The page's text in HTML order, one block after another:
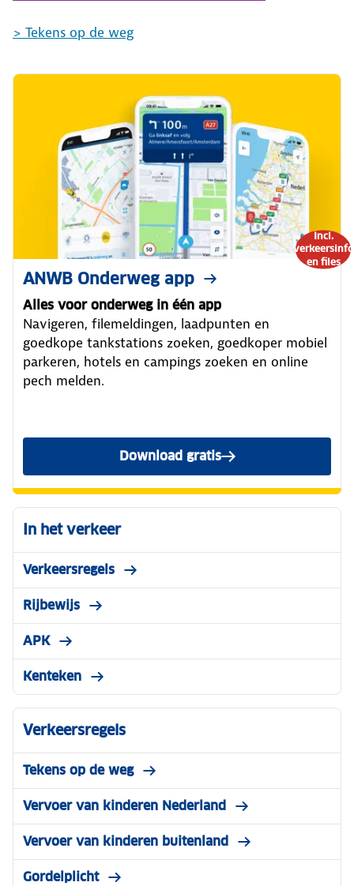
> Tekens op de weg
Incl.
verkeersinfo
en files
ANWB Onderweg app
Alles voor onderweg in één app
Navigeren, filemeldingen, laadpunten en
goedkope tankstations zoeken, goedkoper mobiel
parkeren, hotels en campings zoeken en online
pech melden.
Download gratis
In het verkeer
Verkeersregels
Rijbewijs
APK
Kenteken
Verkeersregels
Tekens op de weg
Vervoer van kinderen Nederland
Vervoer van kinderen buitenland
Gordelplicht